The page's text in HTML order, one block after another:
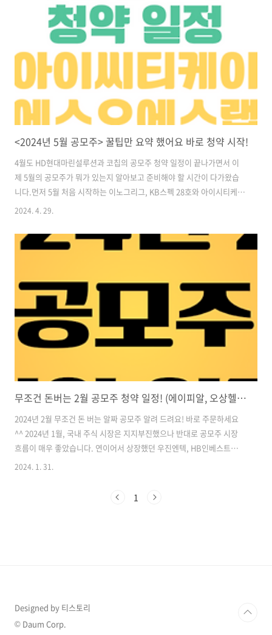
KB​​ ​​2. 아이씨티케이 (ICTK)​청약일정 : 24년 5월 7 ~ 8일​희망공모밴드가
: 13,000원 ~ 16,000원​규모 : 256억​주관사 : NH투자​아이씨티케이
<2024년 5월 공모주> 꿀팁만 요약 했어요 바로 청약 시작!
​​4월도 HD현대마린설루션과 코칩의 공모주 청약 일정이 끝나가면서 이
제 5월의 공모주가 뭐가 있는지 알아보고 준비해야 할 시간이 다가왔습
니다.​먼저 5월 처음 시작하는 이노그리그, KB스펙 28호와 아이시티케
이, 그리고 에스오에스랩, 노브랜드, 하스와 미래에셋비전스펙 4호가 준
및 청약 정보를 알아보도록 하겠습니다.​2024년 5월 공모주 청약 일정​​1.
KB스팩 28호​청약일정 : 2024년 5월 7일 ~ 8일​희망공모밴드가 : 2,000
7 ~ 8일​희망공모밴드가 : 13,000원 ~ 16,000원​규모 : 256억​주관사 : ..
2024. 4. 29.
무조건 돈버는 2월 공모주 청약 일정! (에이피알, 오상헬스케어, 이에이트 등) 안하면 바보 입니다!!
​2024년 2월 무조건 돈 버는 알짜 공모주 알려 드려요! 바로 주문하세요
^^ 2024년 1월, 국내 주식 시장은 지지부진했으나 반대로 공모주 시장
흐름이 매우 좋았습니다. 연이어서 상장했던 우진엔텍, HB인베스트먼
트, 현대힘스의 첫날 수익률만 무려 230% 정도이며 특히 우진엔텍은 최
이상 상승함) ​ 그 외로 다른 1월 공모주들이 전반적으로 흐름이 좋았기에
2024. 1. 31.
1
Designed by 티스토리
© Daum Corp.